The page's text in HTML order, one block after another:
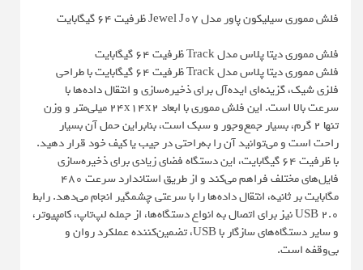
فلش مموری سیلیکون پاور مدل Jewel J07 ظرفیت 64 گیگابایت
فلش مموری دیتا پلاس مدل Track ظرفیت 64 گیگابایت
فلش مموری دیتا پلاس مدل Track ظرفیت 64 گیگابایت با طراحی
فلزی شیک، گزینه‌ای ایده‌آل برای ذخیره‌سازی و انتقال داده‌ها با
سرعت بالا است. این فلش مموری با ابعاد 24x14x2 میلی‌متر و وزن
تنها 2 گرم، بسیار جمع‌وجور و سبک است، بنابراین حمل آن بسیار
راحت است و می‌توانید آن را به‌راحتی در جیب یا کیف خود قرار دهید.
با ظرفیت 64 گیگابایت، این دستگاه فضای زیادی برای ذخیره‌سازی
فایل‌های مختلف فراهم می‌کند و از طریق استاندارد سرعت 480
مگابایت بر ثانیه، انتقال داده‌ها را با سرعتی چشمگیر انجام می‌دهد. رابط
USB 2.0 نیز برای اتصال به انواع دستگاه‌ها، از جمله لپ‌تاپ، کامپیوتر،
و سایر دستگاه‌های سازگار با USB، تضمین‌کننده عملکرد روان و
بی‌وقفه است.